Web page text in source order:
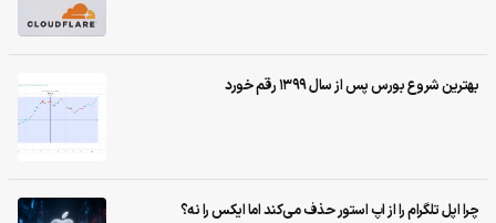
بهترین شروع بورس پس از سال ۱۳۹۹ رقم خورد
چرا اپل تلگرام را از اپ استور حذف می‌کند اما ایکس را نه؟